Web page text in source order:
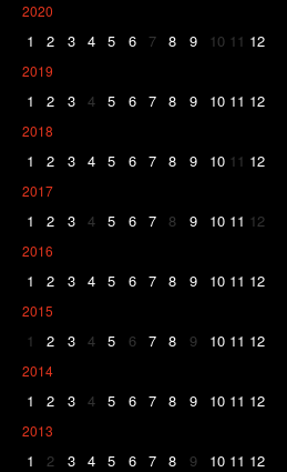
2020
1 2 3 4 5 6 7 8 9 10 11 12
2019
1 2 3 4 5 6 7 8 9 10 11 12
2018
1 2 3 4 5 6 7 8 9 10 11 12
2017
1 2 3 4 5 6 7 8 9 10 11 12
2016
1 2 3 4 5 6 7 8 9 10 11 12
2015
1 2 3 4 5 6 7 8 9 10 11 12
2014
1 2 3 4 5 6 7 8 9 10 11 12
2013
1 2 3 4 5 6 7 8 9 10 11 12